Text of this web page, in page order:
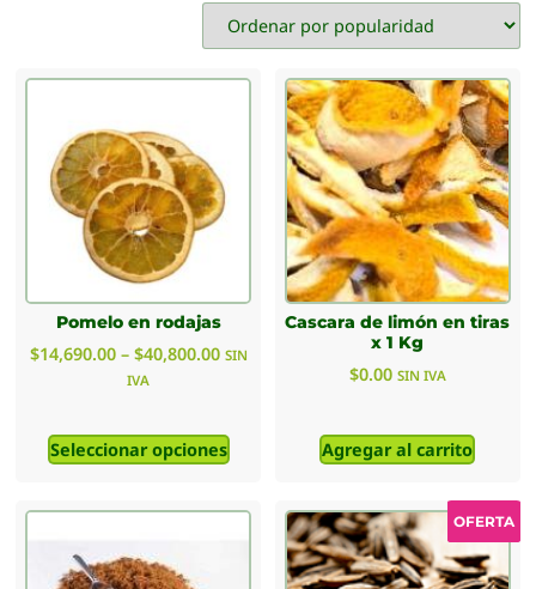
Pomelo en rodajas
$14,690.00 – $40,800.00 SIN
IVA
Seleccionar opciones
Cascara de limón en tiras
x 1 Kg
$0.00 SIN IVA
Agregar al carrito
OFERTA